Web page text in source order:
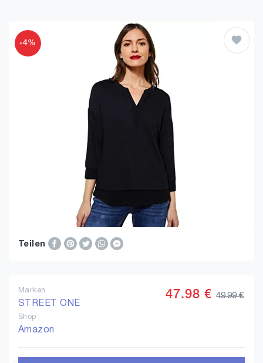
-4%
Teilen
Marken
STREET ONE
Shop
Amazon
47.98 € 49.99 €